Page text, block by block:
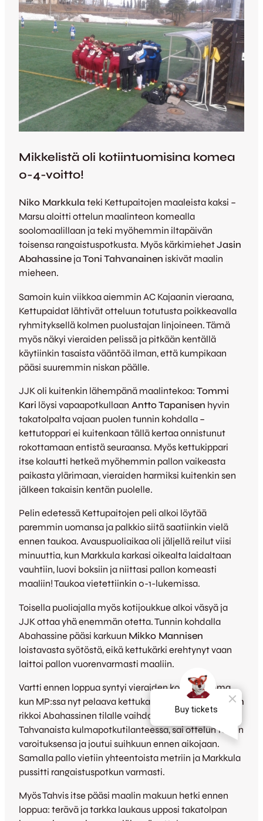
Mikkelistä oli kotiintuomisina komea
0-4-voitto!
Niko Markkula teki Kettupaitojen maaleista kaksi –
Marsu aloitti ottelun maalinteon komealla
soolomaalillaan ja teki myöhemmin iltapäivän
toisensa rangaistuspotkusta. Myös kärkimiehetJasin
Abahassine jaToni Tahvanainen iskivät maalin
mieheen.
Samoin kuin viikkoa aiemmin AC Kajaanin vieraana,
Kettupaidat lähtivät otteluun totutusta poikkeavalla
ryhmityksellä kolmen puolustajan linjoineen. Tämä
myös näkyi vieraiden pelissä ja pitkään kentällä
käytiinkin tasaista vääntöä ilman, että kumpikaan
pääsi suuremmin niskan päälle.
JJK oli kuitenkin lähempänä maalintekoa: Tommi
Kari löysi vapaapotkullaan Antto Tapanisen hyvin
takatolpalta vajaan puolen tunnin kohdalla –
kettutoppari ei kuitenkaan tällä kertaa onnistunut
rokottamaan entistä seuraansa. Myös kettukippari
itse kolautti hetkeä myöhemmin pallon vaikeasta
paikasta ylärimaan, vieraiden harmiksi kuitenkin sen
jälkeen takaisin kentän puolelle.
Pelin edetessä Kettupaitojen peli alkoi löytää
paremmin uomansa ja palkkio siitä saatiinkin vielä
ennen taukoa. Avauspuoliaikaa oli jäljellä reilut viisi
minuuttia, kun Markkula karkasi oikealta laidaltaan
vauhtiin, luovi boksiin ja niittasi pallon komeasti
maaliin! Taukoa vietettiinkin 0-1-lukemissa.
Toisella puoliajalla myös kotijoukkue alkoi väsyä ja
JJK ottaa yhä enemmän otetta. Tunnin kohdalla
Abahassine pääsi karkuun Mikko Mannisen
loistavasta syötöstä, eikä kettukärki erehtynyt vaan
laittoi pallon vuorenvarmasti maaliin.
Vartti ennen loppua syntyi vieraiden kolmas osuma,
kun MP:ssa nyt pelaava kettukasvatti
Mikko Hiltunen
rikkoi Abahassinen tilalle vaihdosta tullutta
Tahvanaista kulmapotkutilanteessa, sai ottelun toisen
varoituksensa ja joutui suihkuun ennen aikojaan.
Samalla pallo vietiin yhteentoista metriin ja Markkula
pussitti rangaistuspotkun varmasti.
Myös Tahvis itse pääsi maalin makuun hetki ennen
loppua: terävä ja tarkka laukaus upposi takatolpan